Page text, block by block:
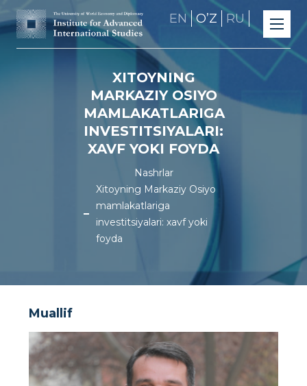
EN OʼZ RU
XITOYNING
MARKAZIY OSIYO
MAMLAKATLARIGA
INVESTITSIYALARI:
XAVF YOKI FOYDA
Nashrlar
Xitoyning Markaziy Osiyo
mamlakatlariga
investitsiyalari: xavf yoki
foyda
Muallif